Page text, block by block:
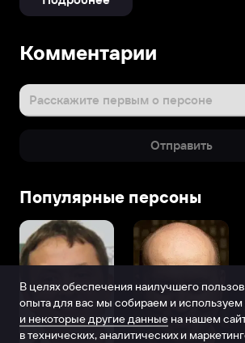
Комментарии
Расскажите первым о персоне
Отправить
Популярные персоны
В целях обеспечения наилучшего
опыта для вас мы собираем и используем
и некоторые другие данные на нашем
в технических, аналитических и